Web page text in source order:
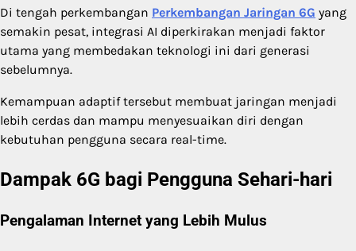
Di tengah perkembangan Perkembangan Jaringan 6G yang
semakin pesat, integrasi AI diperkirakan menjadi faktor
utama yang membedakan teknologi ini dari generasi
sebelumnya.
Kemampuan adaptif tersebut membuat jaringan menjadi
lebih cerdas dan mampu menyesuaikan diri dengan
kebutuhan pengguna secara real-time.
Dampak 6G bagi Pengguna Sehari-hari
Pengalaman Internet yang Lebih Mulus